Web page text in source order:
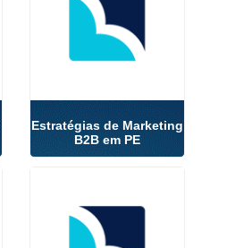
Estratégias de Marketing
B2B em PE